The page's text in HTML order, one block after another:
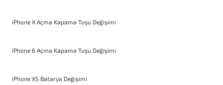
iPhone X Açma Kapama Tuşu Değişimi
iPhone 6 Açma Kapama Tuşu Değişimi
iPhone XS Batarya Değişimi